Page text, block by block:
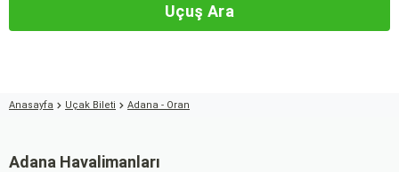
Uçuş Ara
Anasayfa Uçak Bileti Adana - Oran
Adana Havalimanları